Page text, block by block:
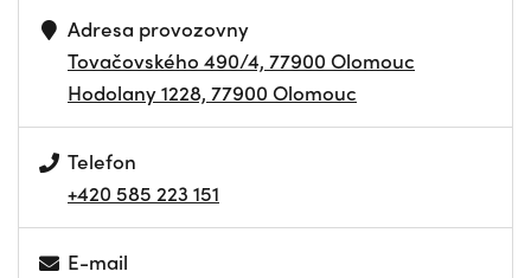
Adresa provozovny
Tovačovského 490/4, 77900 Olomouc
Hodolany 1228, 77900 Olomouc
Telefon
+420 585 223 151
E-mail